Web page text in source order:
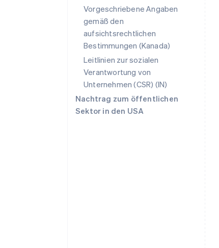
Vorgeschriebene Angaben
gemäß den
aufsichtsrechtlichen
Bestimmungen (Kanada)
Leitlinien zur sozialen
Verantwortung von
Unternehmen (CSR) (IN)
Nachtrag zum öffentlichen
Sektor in den USA